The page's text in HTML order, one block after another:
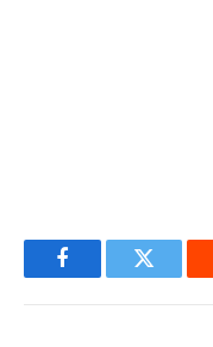
FacebookTwitter